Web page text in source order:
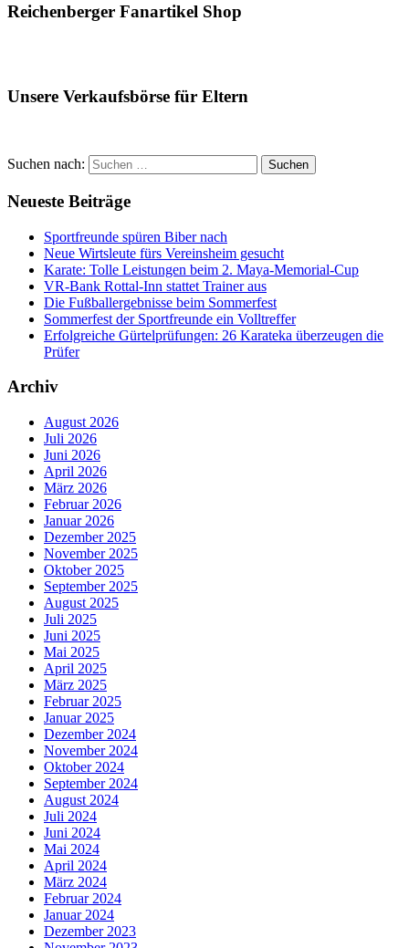
Reichenberger Fanartikel Shop
Unsere Verkaufsbörse für Eltern
Suchen nach: Suchen
Neueste Beiträge
Sportfreunde spüren Biber nach
Neue Wirtsleute fürs Vereinsheim gesucht
Karate: Tolle Leistungen beim 2. Maya-Memorial-Cup
VR-Bank Rottal-Inn stattet Trainer aus
Die Fußballergebnisse beim Sommerfest
Sommerfest der Sportfreunde ein Volltreffer
Erfolgreiche Gürtelprüfungen: 26 Karateka überzeugen die
Prüfer
Archiv
August 2026
Juli 2026
Juni 2026
April 2026
März 2026
Februar 2026
Januar 2026
Dezember 2025
November 2025
Oktober 2025
September 2025
August 2025
Juli 2025
Juni 2025
Mai 2025
April 2025
März 2025
Februar 2025
Januar 2025
Dezember 2024
November 2024
Oktober 2024
September 2024
August 2024
Juli 2024
Juni 2024
Mai 2024
April 2024
März 2024
Februar 2024
Januar 2024
Dezember 2023